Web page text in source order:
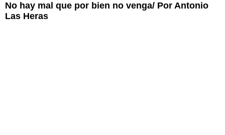
No hay mal que por bien no venga/ Por Antonio
Las Heras